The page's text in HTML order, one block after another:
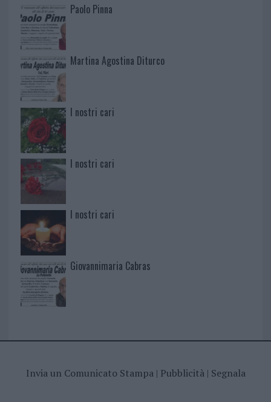
Paolo Pinna
Martina Agostina Diturco
I nostri cari
I nostri cari
I nostri cari
Giovannimaria Cabras
Invia un Comunicato Stampa| Pubblicità| Segnala